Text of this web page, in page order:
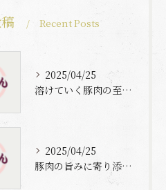
Recent Posts
2025/04/25
溶けていく豚肉の至福体験
2025/04/25
豚肉の旨みに寄り添う自家製梅出汁の魅力